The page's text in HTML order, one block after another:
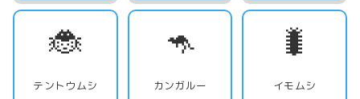
🐞
テントウムシ
🦘
カンガルー
🐛
イモムシ